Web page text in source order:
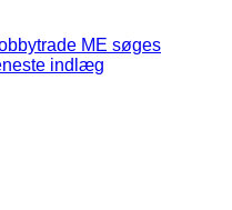
ME søges
indlæg